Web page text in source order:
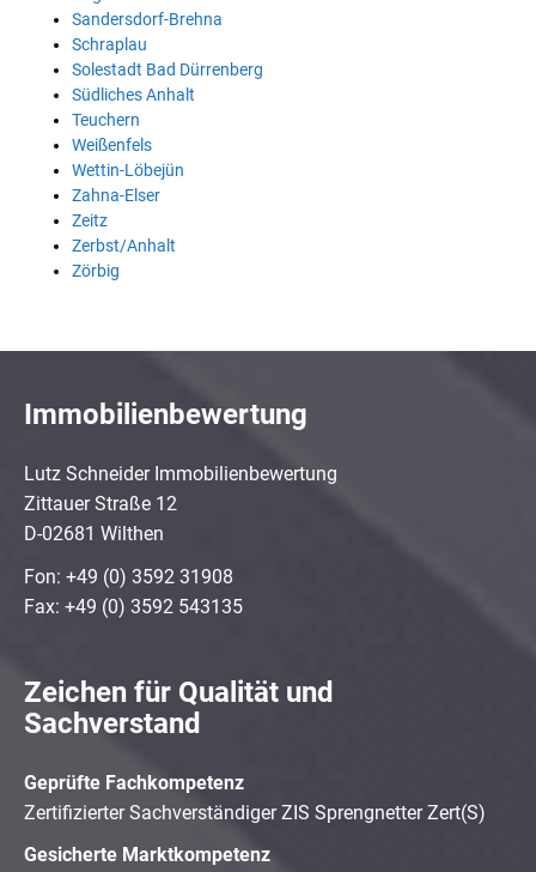
Sandersdorf-Brehna
Schraplau
Solestadt Bad Dürrenberg
Südliches Anhalt
Teuchern
Weißenfels
Wettin-Löbejün
Zahna-Elser
Zeitz
Zerbst/Anhalt
Zörbig
Immobilienbewertung
Lutz Schneider Immobilienbewertung
Zittauer Straße 12
D-02681 Wilthen
Fon: +49 (0) 3592 31908
Fax: +49 (0) 3592 543135
Zeichen für Qualität und
Sachverstand
Geprüfte Fachkompetenz
Zertifizierter Sachverständiger ZIS Sprengnetter Zert(S)
Gesicherte Marktkompetenz